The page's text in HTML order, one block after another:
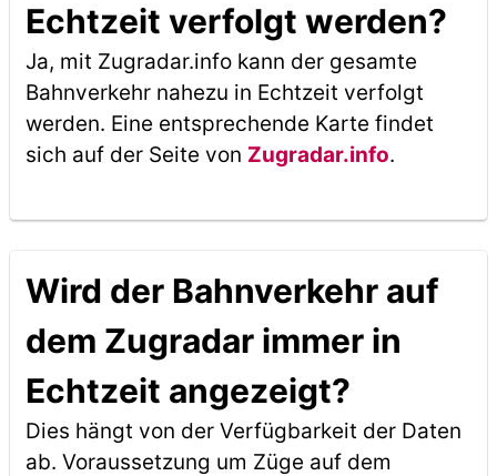
Echtzeit verfolgt werden?
Ja, mit Zugradar.info kann der gesamte
Bahnverkehr nahezu in Echtzeit verfolgt
werden. Eine entsprechende Karte findet
sich auf der Seite von Zugradar.info.
Wird der Bahnverkehr auf
dem Zugradar immer in
Echtzeit angezeigt?
Dies hängt von der Verfügbarkeit der Daten
ab. Voraussetzung um Züge auf dem